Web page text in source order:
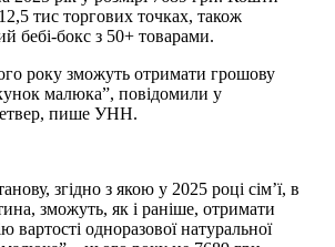
тис торгових точках, також
бебі-бокс з 50+ товарами.
року зможуть отримати грошову
малюка”, повідомили у
пише УНН.
згідно з якою у 2025 році сім’ї, в
зможуть, як і раніше, отримати
вартості одноразової натуральної